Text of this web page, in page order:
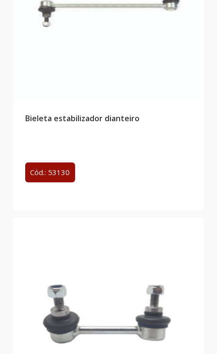
Bieleta estabilizador dianteiro
Cód.: 53130